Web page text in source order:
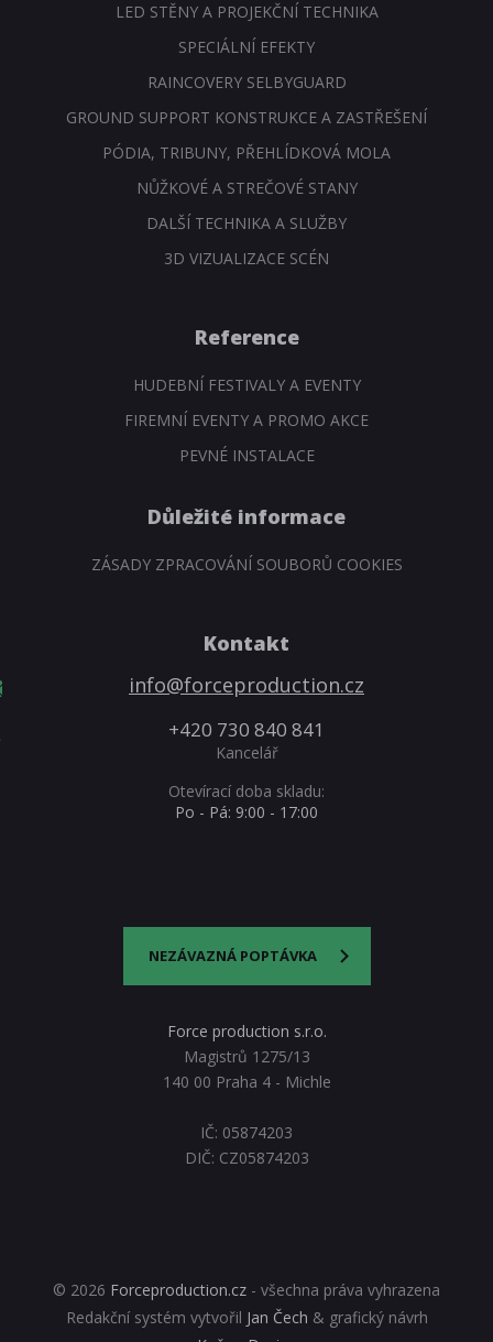
LED STĚNY A PROJEKČNÍ TECHNIKA
SPECIÁLNÍ EFEKTY
RAINCOVERY SELBYGUARD
GROUND SUPPORT KONSTRUKCE A ZASTŘEŠENÍ
PÓDIA, TRIBUNY, PŘEHLÍDKOVÁ MOLA
NŮŽKOVÉ A STREČOVÉ STANY
DALŠÍ TECHNIKA A SLUŽBY
3D VIZUALIZACE SCÉN
Reference
HUDEBNÍ FESTIVALY A EVENTY
FIREMNÍ EVENTY A PROMO AKCE
PEVNÉ INSTALACE
Důležité informace
ZÁSADY ZPRACOVÁNÍ SOUBORŮ COOKIES
Kontakt
info@forceproduction.cz
+420 730 840 841
Kancelář
Otevírací doba skladu:
Po - Pá: 9:00 - 17:00
NEZÁVAZNÁ POPTÁVKA
Force production s.r.o.
Magistrů 1275/13
140 00 Praha 4 - Michle
IČ: 05874203
DIČ: CZ05874203
© 2026 Forceproduction.cz - všechna práva vyhrazena
Redakční systém vytvořil Jan Čech & grafický návrh